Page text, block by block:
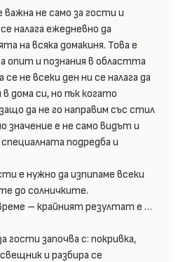
не само за гости и
налага ежедневно да
на всяка домакиня. Това е
опит и познания в областта
не всеки ден ни се налага да
дома си, но пък когато
да не го направим със стил
значение е не само видът и
подредба и
е нужно да изпипаме всеки
до солничките.
– крайният резултат е …
гости започва с: покривка,
и разбира се